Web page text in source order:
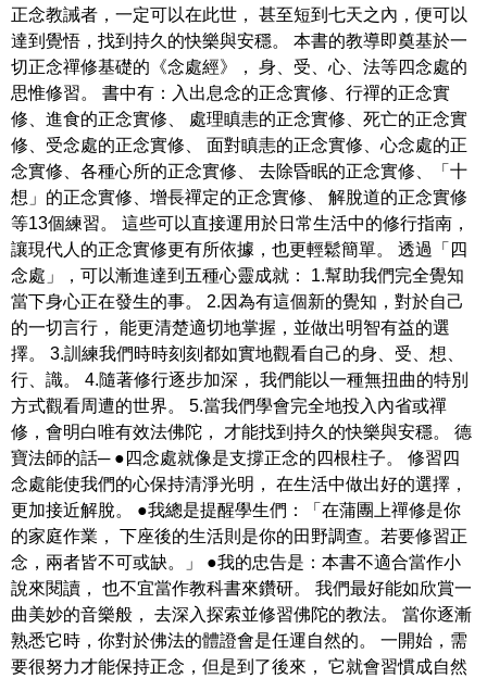
正念教誡者，一定可以在此世， 甚至短到七天之內，便可以
達到覺悟，找到持久的快樂與安穩。 本書的教導即奠基於一
切正念禪修基礎的《念處經》， 身、受、心、法等四念處的
思惟修習。 書中有：入出息念的正念實修、行禪的正念實
修、進食的正念實修、 處理瞋恚的正念實修、死亡的正念實
修、受念處的正念實修、 面對瞋恚的正念實修、心念處的正
念實修、各種心所的正念實修、 去除昏眠的正念實修、「十
想」的正念實修、增長禪定的正念實修、 解脫道的正念實修
等13個練習。 這些可以直接運用於日常生活中的修行指南，
讓現代人的正念實修更有所依據，也更輕鬆簡單。 透過「四
念處」，可以漸進達到五種心靈成就： 1.幫助我們完全覺知
當下身心正在發生的事。 2.因為有這個新的覺知，對於自己
的一切言行， 能更清楚適切地掌握，並做出明智有益的選
擇。 3.訓練我們時時刻刻都如實地觀看自己的身、受、想、
行、識。 4.隨著修行逐步加深， 我們能以一種無扭曲的特別
方式觀看周遭的世界。 5.當我們學會完全地投入內省或禪
修，會明白唯有效法佛陀， 才能找到持久的快樂與安穩。 德
寶法師的話─ ●四念處就像是支撐正念的四根柱子。 修習四
念處能使我們的心保持清淨光明， 在生活中做出好的選擇，
更加接近解脫。 ●我總是提醒學生們：「在蒲團上禪修是你
的家庭作業， 下座後的生活則是你的田野調查。若要修習正
念，兩者皆不可或缺。」 ●我的忠告是：本書不適合當作小
說來閱讀， 也不宜當作教科書來鑽研。 我們最好能如欣賞一
曲美妙的音樂般， 去深入探索並修習佛陀的教法。 當你逐漸
熟悉它時，你對於佛法的體證會是任運自然的。 一開始，需
要很努力才能保持正念，但是到了後來， 它就會習慣成自然